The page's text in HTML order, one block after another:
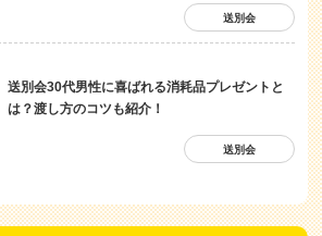
送別会
送別会30代男性に喜ばれる消耗品プレゼントと
は？渡し方のコツも紹介！
送別会